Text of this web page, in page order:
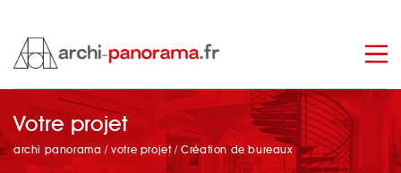
manage_search
Votre projet
archi panorama /votre projet /Création de bureaux